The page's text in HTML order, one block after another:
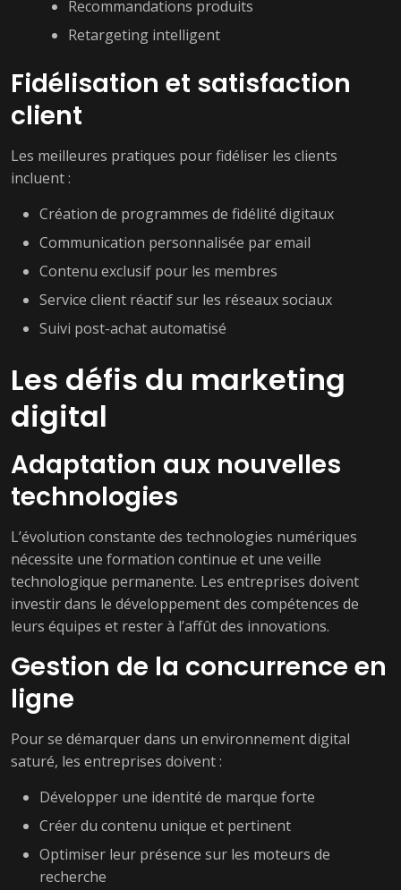
Recommandations produits
Retargeting intelligent
Fidélisation et satisfaction
client
Les meilleures pratiques pour fidéliser les clients
incluent :
Création de programmes de fidélité digitaux
Communication personnalisée par email
Contenu exclusif pour les membres
Service client réactif sur les réseaux sociaux
Suivi post-achat automatisé
Les défis du marketing
digital
Adaptation aux nouvelles
technologies
L’évolution constante des technologies numériques
nécessite une formation continue et une veille
technologique permanente. Les entreprises doivent
investir dans le développement des compétences de
leurs équipes et rester à l’affût des innovations.
Gestion de la concurrence en
ligne
Pour se démarquer dans un environnement digital
saturé, les entreprises doivent :
Développer une identité de marque forte
Créer du contenu unique et pertinent
Optimiser leur présence sur les moteurs de
recherche